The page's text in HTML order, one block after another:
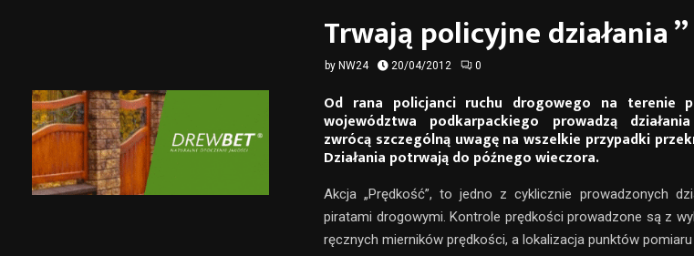
Trwają policyjne działania
by NW24 20/04/2012 0
Od rana policjanci ruchu drogowego na terenie
województwa podkarpackiego prowadzą
zwrócą szczególną uwagę na wszelkie przypadki
Działania potrwają do późnego wieczora.
Akcja „Prędkość”, to jedno z cyklicznie prowadzonych
piratami drogowymi. Kontrole prędkości prowadzone są z
ręcznych mierników prędkości, a lokalizacja punktów